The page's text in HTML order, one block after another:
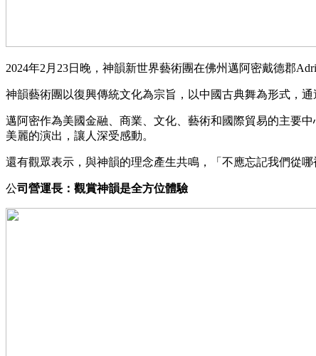
2024年2月23日晚，神韻新世界藝術團在佛州邁阿密戴德郡
神韻藝術團以復興傳統文化為宗旨，以中國古典舞為形式，
邁阿密作為美國金融、商業、文化、藝術和國際貿易的主要
美麗的演出，讓人深受感動。
還有觀眾表示，與神韻的理念產生共鳴，「不應忘記我們從
公司營運長：觀賞神韻是全方位體驗